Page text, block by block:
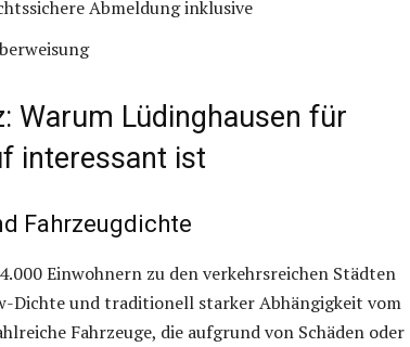
Abmeldung inklusive
Warum Lüdinghausen für
interessant ist
Fahrzeugdichte
Einwohnern zu den verkehrsreichen Städten
Dichte und traditionell starker Abhängigkeit vom
Fahrzeuge, die aufgrund von Schäden oder